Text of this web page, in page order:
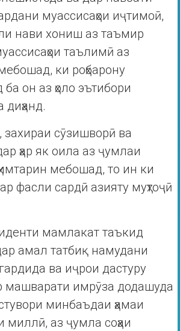
муассисаҳои иҷтимоӣ,
нави хониш аз таъмир
таълимӣ аз
ки роҳбарону
он аз ҳоло эътибори
сӯзишворӣ ва
ҳар як оила аз ҷумлаи
мебошад, то ин ки
фасли сардӣ азияту муҳтоҷӣ
мамлакат таъкид
амал татбиқ намудани
ва иҷрои дастуру
машварати имрӯза додашуда
минбаъдаи ҳамаи
миллӣ, аз ҷумла соҳаи